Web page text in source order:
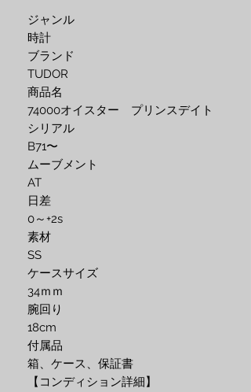
ジャンル
時計
ブランド
TUDOR
商品名
74000オイスター　プリンスデイト
シリアル
B71〜
ムーブメント
AT
日差
0～+2s
素材
SS
ケースサイズ
34ｍｍ
腕回り
18cm
付属品
箱、ケース、保証書
【コンディション詳細】